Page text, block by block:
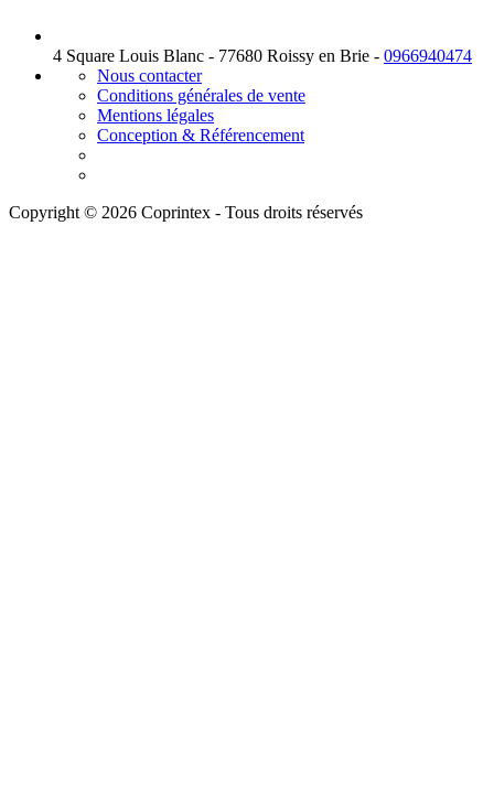
4 Square Louis Blanc - 77680 Roissy en Brie - 0966940474
Nous contacter
Conditions générales de vente
Mentions légales
Conception & Référencement
Copyright © 2026 Coprintex - Tous droits réservés